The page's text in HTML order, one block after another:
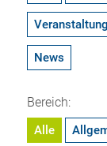
News
Bereich:
Alle